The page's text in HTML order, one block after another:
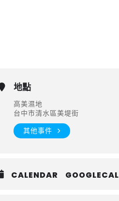
地點
高美濕地
台中市清水區美堤街
其他事件
CALENDAR GOOGLECAL